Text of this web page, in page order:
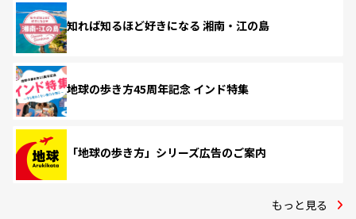
知れば知るほど好きになる 湘南・江の島
地球の歩き方45周年記念 インド特集
「地球の歩き方」シリーズ広告のご案内
もっと見る